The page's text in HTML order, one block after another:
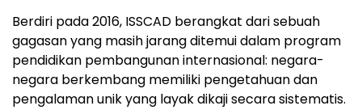
Berdiri pada 2016, ISSCAD berangkat dari sebuah
gagasan yang masih jarang ditemui dalam program
pendidikan pembangunan internasional: negara-
negara berkembang memiliki pengetahuan dan
pengalaman unik yang layak dikaji secara sistematis.